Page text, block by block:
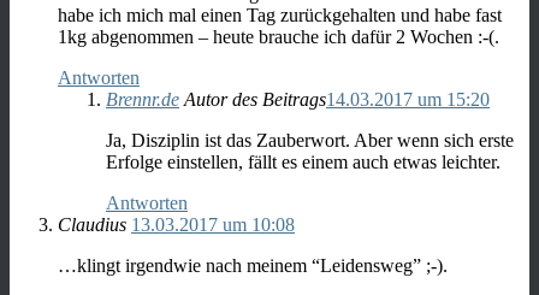
habe ich mich mal einen Tag zurückgehalten und habe fast
1kg abgenommen – heute brauche ich dafür 2 Wochen :-(.
Antworten
Brennr.de Autor des Beitrags14.03.2017 um 15:20
Ja, Disziplin ist das Zauberwort. Aber wenn sich erste
Erfolge einstellen, fällt es einem auch etwas leichter.
Antworten
Claudius 13.03.2017 um 10:08
…klingt irgendwie nach meinem “Leidensweg” ;-).